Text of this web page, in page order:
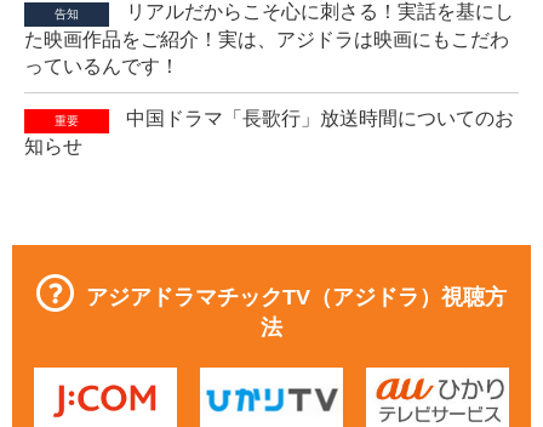
告知
リアルだからこそ心に刺さる！実話を基にし
た映画作品をご紹介！実は、アジドラは映画にもこだわ
っているんです！
重要
中国ドラマ「長歌行」放送時間についてのお
知らせ
アジアドラマチックTV（アジドラ）視聴方
法